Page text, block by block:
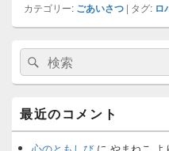
カテゴリー: ごあいさつ | タグ: ロ
メ
ン
サ
ド
バ
ー
検
索:
検
索
最近のコメント